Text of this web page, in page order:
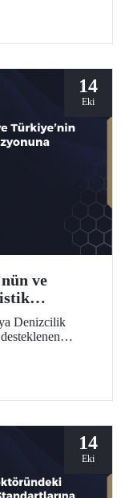
amacıyla
14
Eki
ve
Denizcilik
Board
14
Eki